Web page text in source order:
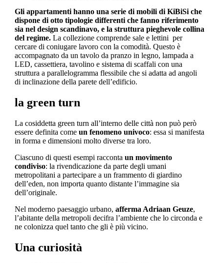
Gli appartamenti hanno una serie di mobili di KiBiSi che
dispone di otto tipologie differenti che fanno riferimento
sia nel design scandinavo, e la struttura pieghevole collina
del regime. La collezione comprende sale e lettini per
cercare di coniugare lavoro con la comodità. Questo è
accompagnato da un tavolo da pranzo in legno, lampada a
LED, cassettiera, tavolino e sistema di scaffali con una
struttura a parallelogramma flessibile che si adatta ad angoli
di inclinazione della parete dell’edificio.
la green turn
La cosiddetta green turn all’interno delle città non può però
essere definita come un fenomeno univoco: essa si manifesta
in forma e dimensioni molto diverse tra loro.
Ciascuno di questi esempi racconta un movimento
condiviso: la rivendicazione da parte degli umani
metropolitani a partecipare a un frammento di giardino
dell’eden, non importa quanto distante l’immagine sia
dell’originale.
Nel moderno paesaggio urbano, afferma Adriaan Geuze,
l’abitante della metropoli decifra l’ambiente che lo circonda e
ne colonizza quel tanto che gli è più vicino.
Una curiosità